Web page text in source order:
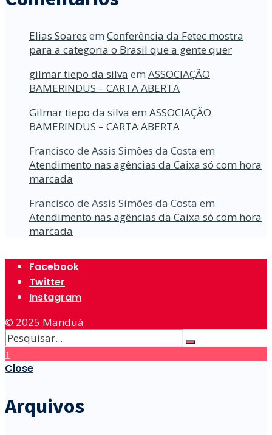
Elias Soares em Conferência da Fetec mostra
para a categoria o Brasil que a gente quer
gilmar tiepo da silva em ASSOCIAÇÃO
BAMERINDUS – CARTA ABERTA
Gilmar tiepo da silva em ASSOCIAÇÃO
BAMERINDUS – CARTA ABERTA
Francisco de Assis Simões da Costa em
Atendimento nas agências da Caixa só com hora
marcada
Francisco de Assis Simões da Costa em
Atendimento nas agências da Caixa só com hora
marcada
Facebook
Twitter
Instagram
© 2025 Manduá
↑
Close
Arquivos